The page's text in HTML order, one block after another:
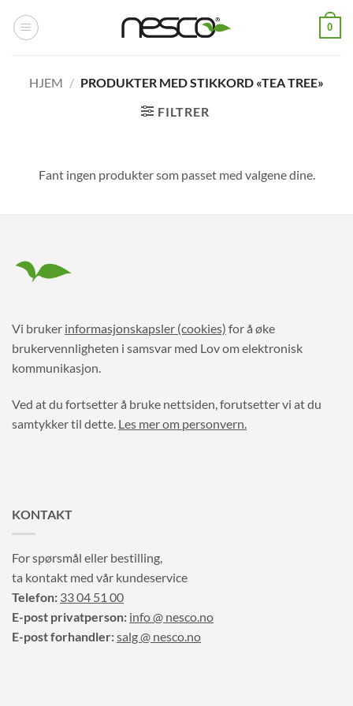
0
HJEM / PRODUKTER MED STIKKORD «TEA TREE»
FILTRER
Fant ingen produkter som passet med valgene dine.
Vi bruker informasjonskapsler (cookies) for å øke
brukervennligheten i samsvar med Lov om elektronisk
kommunikasjon.
Ved at du fortsetter å bruke nettsiden, forutsetter vi at du
samtykker til dette. Les mer om personvern.
KONTAKT
For spørsmål eller bestilling,
ta kontakt med vår kundeservice
Telefon: 33 04 51 00
E-post privatperson: info @ nesco.no
E-post forhandler:salg @ nesco.no